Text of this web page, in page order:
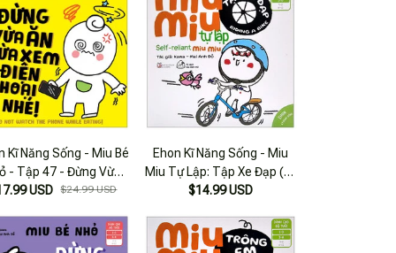
Kĩ Năng Sống - Miu Bé
- Tập 47 - Đừng Vừa
Vừa Xem Điện Thoại
USD $24.99 USD
Ehon Kĩ Năng Sống - Miu
Miu Tự Lập: Tập Xe Đạp (từ
1 - 6 Tuổi) (song Ngữ Anh -
$14.99 USD